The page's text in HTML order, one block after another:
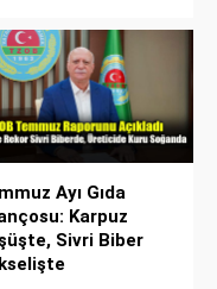
Ayı Gıda
Karpuz
Sivri Biber